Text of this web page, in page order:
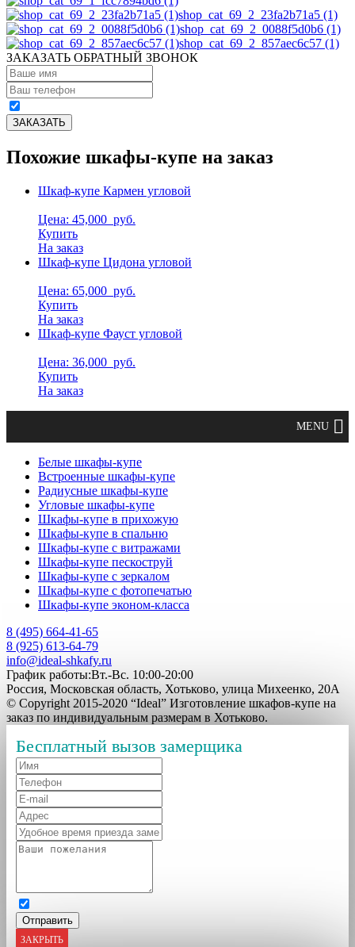
shop_cat_69_2_23fa2b71a5 (1)
shop_cat_69_2_0088f5d0b6 (1)
shop_cat_69_2_857aec6c57 (1)
ЗАКАЗАТЬ ОБРАТНЫЙ ЗВОНОК
Похожие шкафы-купе на заказ
Шкаф-купе Кармен угловой
Цена: 45,000 руб.
Купить
На заказ
Шкаф-купе Цидона угловой
Цена: 65,000 руб.
Купить
На заказ
Шкаф-купе Фауст угловой
Цена: 36,000 руб.
Купить
На заказ
Белые шкафы-купе
Встроенные шкафы-купе
Радиусные шкафы-купе
Угловые шкафы-купе
Шкафы-купе в прихожую
Шкафы-купе в спальню
Шкафы-купе с витражами
Шкафы-купе пескоструй
Шкафы-купе с зеркалом
Шкафы-купе с фотопечатью
Шкафы-купе эконом-класса
8 (495) 664-41-65
8 (925) 613-64-79
info@ideal-shkafy.ru
График работы:Вт.-Вс. 10:00-20:00
Россия, Московская область, Хотьково, улица Михеенко, 20А
© Copyright 2015-2020 “Ideal” Изготовление шкафов-купе на
заказ по индивидуальным размерам в Хотьково.
Бесплатный вызов замерщика
ЗАКРЫТЬ